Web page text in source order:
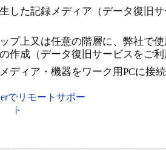
した記録メディア（データ復旧
プ上又は任意の階層に、弊社で
作成（データ復旧サービスをご
ディア・機器をワーク用PCに接
ートサポートのための
TeamViewer!